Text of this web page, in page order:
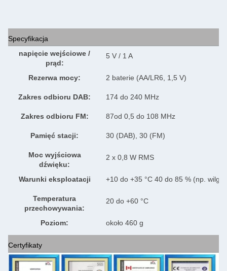
Specyfikacja
napięcie wejściowe /
prąd:
5 V / 1 A
Rezerwa mocy: 2 baterie (AA/LR6, 1,5 V)
Zakres odbioru DAB: 174 do 240 MHz
Zakres odbioru FM: 87od 0,5 do 108 MHz
Pamięć stacji: 30 (DAB), 30 (FM)
Moc wyjściowa
dźwięku:
2 x 0,8 W RMS
Warunki eksploatacji +10 do +35 °C 40 do 85 % (np.
Temperatura
przechowywania:
20 do +60 °C
Poziom: około 460 g
Certyfikaty